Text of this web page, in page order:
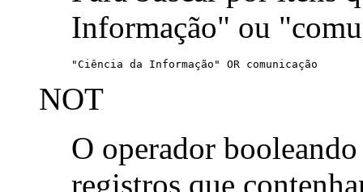
Informação" ou
"Ciência da Informação" OR comunicação
NOT
O operador
registros que